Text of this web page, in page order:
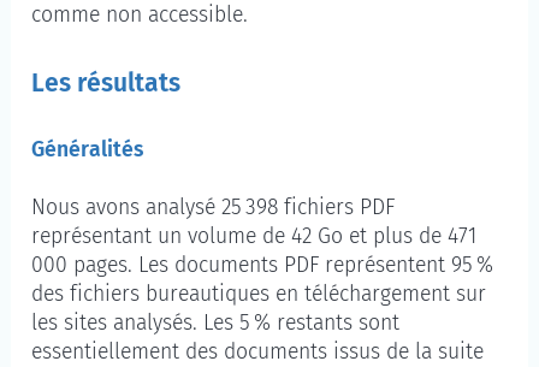
comme non accessible.
Les résultats
Généralités
Nous avons analysé 25 398 fichiers PDF
représentant un volume de 42 Go et plus de 471
000 pages. Les documents PDF représentent 95 %
des fichiers bureautiques en téléchargement sur
les sites analysés. Les 5 % restants sont
essentiellement des documents issus de la suite